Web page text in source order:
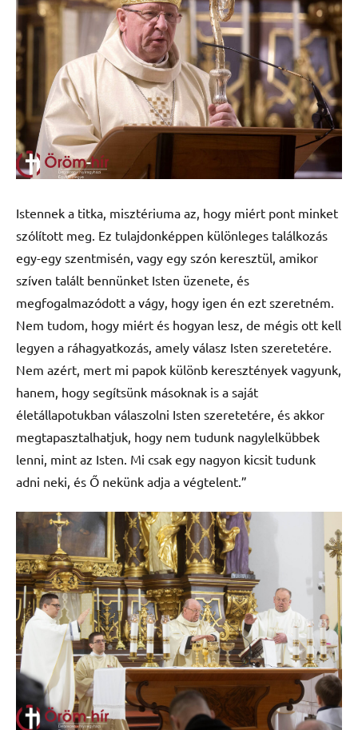
Istennek a titka, misztériuma az, hogy miért pont minket
szólított meg. Ez tulajdonképpen különleges találkozás
egy-egy szentmisén, vagy egy szón keresztül, amikor
szíven talált bennünket Isten üzenete, és
megfogalmazódott a vágy, hogy igen én ezt szeretném.
Nem tudom, hogy miért és hogyan lesz, de mégis ott kell
legyen a ráhagyatkozás, amely válasz Isten szeretetére.
Nem azért, mert mi papok különb keresztények vagyunk,
hanem, hogy segítsünk másoknak is a saját
életállapotukban válaszolni Isten szeretetére, és akkor
megtapasztalhatjuk, hogy nem tudunk nagylelkübbek
lenni, mint az Isten. Mi csak egy nagyon kicsit tudunk
adni neki, és Ő nekünk adja a végtelent.”